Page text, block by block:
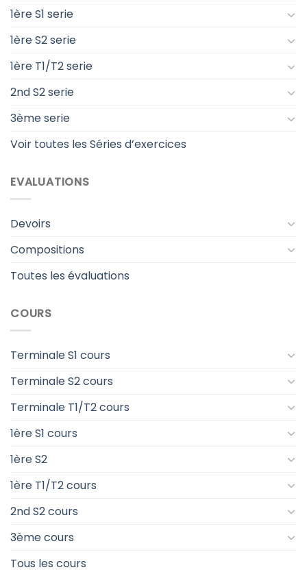
1ère S1 serie
1ère S2 serie
1ère T1/T2 serie
2nd S2 serie
3ème serie
Voir toutes les Séries d’exercices
EVALUATIONS
Devoirs
Compositions
Toutes les évaluations
COURS
Terminale S1 cours
Terminale S2 cours
Terminale T1/T2 cours
1ère S1 cours
1ère S2
1ère T1/T2 cours
2nd S2 cours
3ème cours
Tous les cours